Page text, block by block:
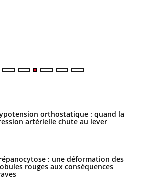
orthostatique : quand la
artérielle chute au lever
: une déformation des
rouges aux conséquences